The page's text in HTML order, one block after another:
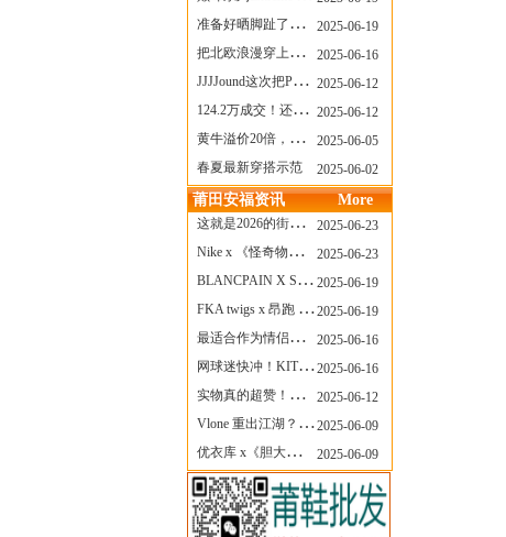
准备好晒脚趾了吗？透明款 AF1 要回归了
2025-06-19
把北欧浪漫穿上脚，Cecilie Bahnsen x ASICS
2025-06-16
JJJJound这次把PUMA改得好安静
2025-06-12
124.2万成交！还有什么是Labubu做不到的？
2025-06-12
黄牛溢价20倍，「Labubu」3.0市价大盘点！假货比正品还贵...
2025-06-05
春夏最新穿搭示范
2025-06-02
莆田安福资讯 More
这就是2026的街头感！Prada新包我先爱了
2025-06-23
Nike x 《怪奇物语》联名回归，终于轮到这双热门款了！
2025-06-23
BLANCPAIN X SWATCH联名款 BIOCERAMIC SCUBA FIFTY FATHOMS 系列推出全新 GREEN ABYSS（碧波洋）腕表
2025-06-19
FKA twigs x 昂跑 联名来了，这三双 Cloud X 你选哪一双？
2025-06-19
最适合作为情侣鞋的New Balance 1906 Loafer出现了！
2025-06-16
网球迷快冲！KITH x Wilson 限量球拍太会设计了
2025-06-16
实物真的超赞！NB 新款 2010 新配色
2025-06-12
Vlone 重出江湖？突然又要联名，谁能想到！
2025-06-09
优衣库 x《胆大党》新品公布，第二季联动周边来了！
2025-06-09